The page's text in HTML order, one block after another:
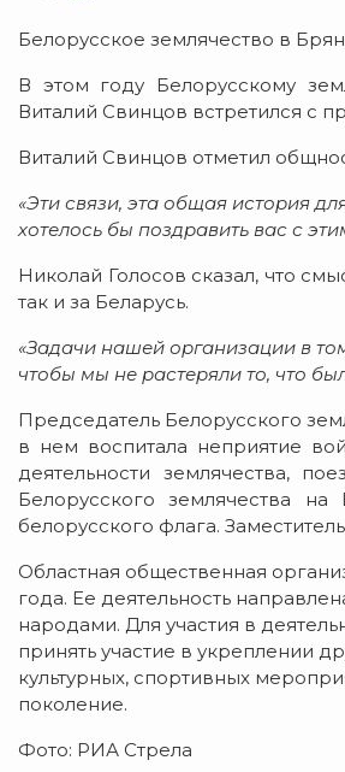
Белорусское землячество в
В этом году Белорусскому
Виталий Свинцов встретился с
Виталий Свинцов отметил
«Эти связи, эта общая история
хотелось бы поздравить вас с
Николай Голосов сказал, что
так и за Беларусь.
«Задачи нашей организации в
чтобы мы не растеряли то, что
Председатель Белорусского
в нем воспитала неприятие
деятельности землячества,
Белорусского землячества
белорусского флага.
Областная общественная
года. Ее деятельность
народами. Для участия в
принять участие в укреплении
культурных, спортивных
поколение.
Фото: РИА Стрела